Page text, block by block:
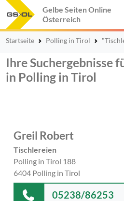
Gelbe Seiten Online
Österreich
Startseite Polling in Tirol
Ihre Suchergebnisse
in Polling in Tirol
Greil Robert
Tischlereien
Polling in Tirol 188
6404 Polling in Tirol
05238/86253